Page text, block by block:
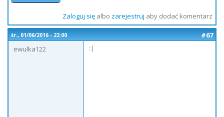
Zaloguj sięalbo zarejestruj aby dodać komentarz
śr., 01/06/2016 - 22:00
#67
ewulka122
:|